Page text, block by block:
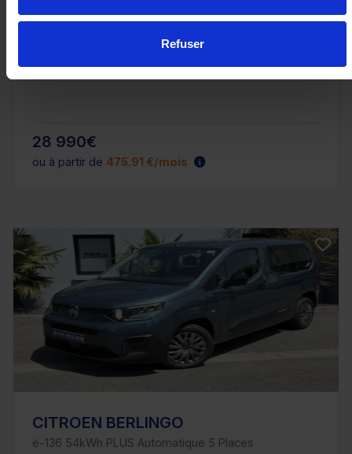
Refuser
PEUGEOT RIFTER
10 km - 2026 - Diesel - Boîte auto
28 990€
ou à partir de 475.91 €/mois
CITROEN BERLINGO
ë-136 54kWh PLUS Automatique 5 Places